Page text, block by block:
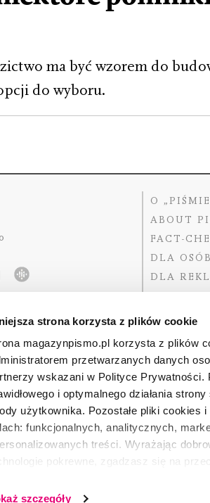
strona korzysta z plików cookie
magazynpismo.pl korzysta z plików
przetwarzanych danych
wskazani w Polityce Prywatności.
i optymalnego działania
użytkownika. Pozostałe pliki cookies
funkcjonalnych, analitycznych,
treści. Wyrażając
pokrewne, zgadzasz się na
lub niektóre pliki cookies i
szczegóły
ma być wzorem do
do wyboru.
O
ABOUT
FACT-
DLA
DLA
wspierają: